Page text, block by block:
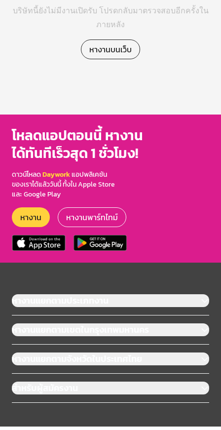
บริษัทนี้ยังไม่มีงานเปิดรับ โปรดกลับมาตรวจสอบอีกครั้งใน
ภายหลัง
หางานบนเว็บ
โหลดแอปตอนนี้ หางาน
ได้ทันทีเร็วสุด 1 ชั่วโมง!
ดาวน์โหลดDayworkแอปพลิเคชัน
ของเราได้แล้ววันนี้ ทั้งใน Apple Store
และ Google Play
หางาน หางานพาร์ทไทม์
หางานแยกตามประเภทงาน
หางานแยกตามเขตในกรุงเทพมหานคร
หางานแยกตามจังหวัดในประเทศไทย
สำหรับผู้สมัครงาน